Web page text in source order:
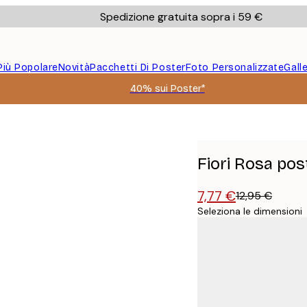
Spedizione gratuita sopra i 59 €
PopolareNovitàPacchetti Di PosterFoto Personalizzate
40% sui Poster*
Fiori Rosa
7,77 €12,95 €
Seleziona le dimensioni